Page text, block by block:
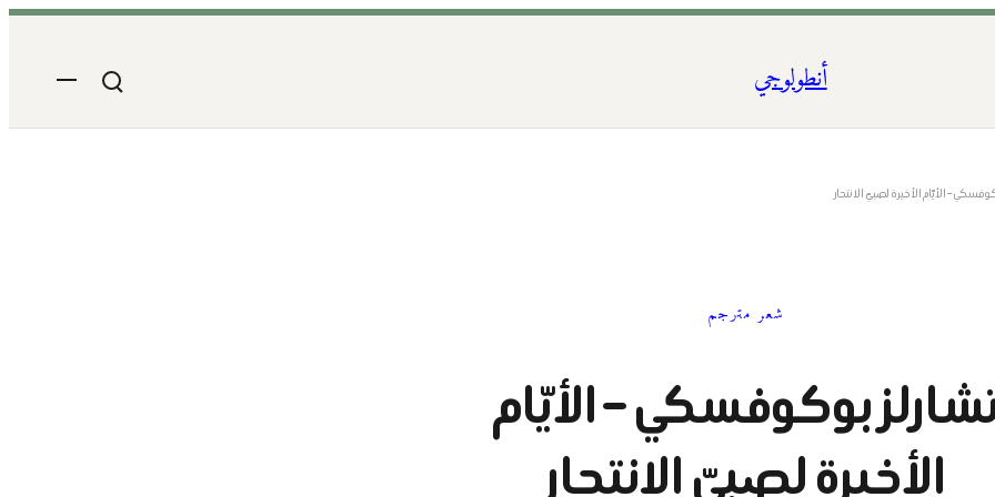
أنطولوجي
– الأيّام الأخيرة لصبيّ الانتحار
شعر مترجم
بوكوفسكي – الأيّام
الأخيرة لصبيّ الانتحار